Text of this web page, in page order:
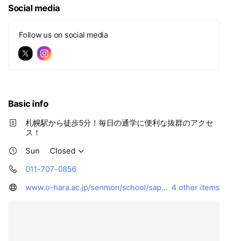
e
Social media
Follow us on social media
Basic info
札幌駅から徒歩5分！毎日の通学に便利な抜群のアクセ
ス！
Sun
Closed
011-707-0856
www.o-hara.ac.jp/senmon/school/sapporo/ 4 other items